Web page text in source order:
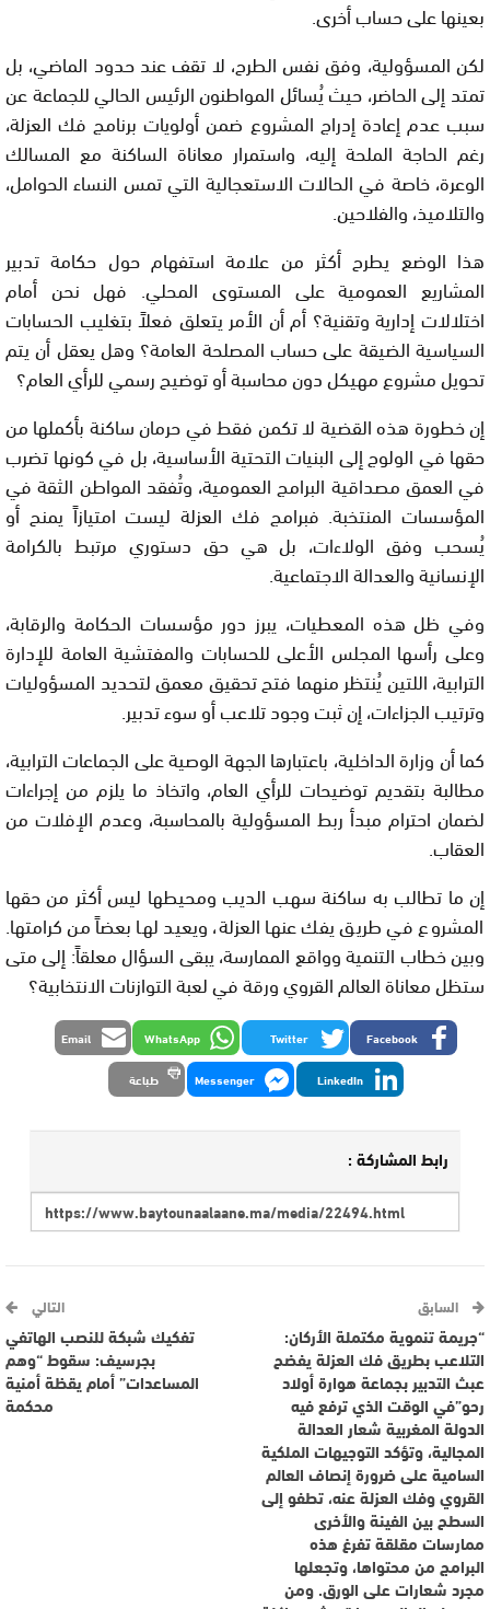
بعينها على حساب أخرى.
لكن المسؤولية، وفق نفس الطرح، لا تقف عند حدود الماضي، بل
تمتد إلى الحاضر، حيث يُسائل المواطنون الرئيس الحالي للجماعة عن
سبب عدم إعادة إدراج المشروع ضمن أولويات برنامج فك العزلة،
رغم الحاجة الملحة إليه، واستمرار معاناة الساكنة مع المسالك
الوعرة، خاصة في الحالات الاستعجالية التي تمس النساء الحوامل،
والتلاميذ، والفلاحين.
هذا الوضع يطرح أكثر من علامة استفهام حول حكامة تدبير
المشاريع العمومية على المستوى المحلي. فهل نحن أمام
اختلالات إدارية وتقنية؟ أم أن الأمر يتعلق فعلاً بتغليب الحسابات
السياسية الضيقة على حساب المصلحة العامة؟ وهل يعقل أن يتم
تحويل مشروع مهيكل دون محاسبة أو توضيح رسمي للرأي العام؟
إن خطورة هذه القضية لا تكمن فقط في حرمان ساكنة بأكملها من
حقها في الولوج إلى البنيات التحتية الأساسية، بل في كونها تضرب
في العمق مصداقية البرامج العمومية، وتُفقد المواطن الثقة في
المؤسسات المنتخبة. فبرامج فك العزلة ليست امتيازاً يمنح أو
يُسحب وفق الولاءات، بل هي حق دستوري مرتبط بالكرامة
الإنسانية والعدالة الاجتماعية.
وفي ظل هذه المعطيات، يبرز دور مؤسسات الحكامة والرقابة،
وعلى رأسها المجلس الأعلى للحسابات والمفتشية العامة للإدارة
الترابية، اللتين يُنتظر منهما فتح تحقيق معمق لتحديد المسؤوليات
وترتيب الجزاءات، إن ثبت وجود تلاعب أو سوء تدبير.
كما أن وزارة الداخلية، باعتبارها الجهة الوصية على الجماعات الترابية،
مطالبة بتقديم توضيحات للرأي العام، واتخاذ ما يلزم من إجراءات
لضمان احترام مبدأ ربط المسؤولية بالمحاسبة، وعدم الإفلات من
العقاب.
إن ما تطالب به ساكنة سهب الديب ومحيطها ليس أكثر من حقها
المشروع في طريق يفك عنها العزلة، ويعيد لها بعضاً من كرامتها.
وبين خطاب التنمية وواقع الممارسة، يبقى السؤال معلقاً: إلى متى
ستظل معاناة العالم القروي ورقة في لعبة التوازنات الانتخابية؟
Facebook
Twitter
WhatsApp
Email
LinkedIn
Messenger طباعة
رابط المشاركة :
السابق
“جريمة تنموية مكتملة الأركان:
التلاعب بطريق فك العزلة يفضح
عبث التدبير بجماعة هوارة أولاد
رحو”في الوقت الذي ترفع فيه
الدولة المغربية شعار العدالة
المجالية، وتؤكد التوجيهات الملكية
السامية على ضرورة إنصاف العالم
القروي وفك العزلة عنه، تطفو إلى
السطح بين الفينة والأخرى
ممارسات مقلقة تفرغ هذه
البرامج من محتواها، وتجعلها
مجرد شعارات على الورق. ومن
التالي
تفكيك شبكة للنصب الهاتفي
بجرسيف: سقوط “وهم
المساعدات” أمام يقظة أمنية
محكمة